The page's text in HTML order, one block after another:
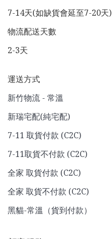
7-14天(如缺貨會延至7-20天)
物流配送天數
2-3天
運送方式
新竹物流 - 常溫
新瑞宅配(純宅配)
7-11 取貨付款 (C2C)
7-11取貨不付款 (C2C)
全家 取貨付款 (C2C)
全家 取貨不付款 (C2C)
黑貓-常溫（貨到付款）